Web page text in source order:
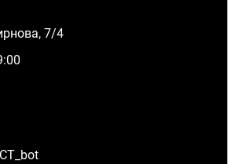
7/4